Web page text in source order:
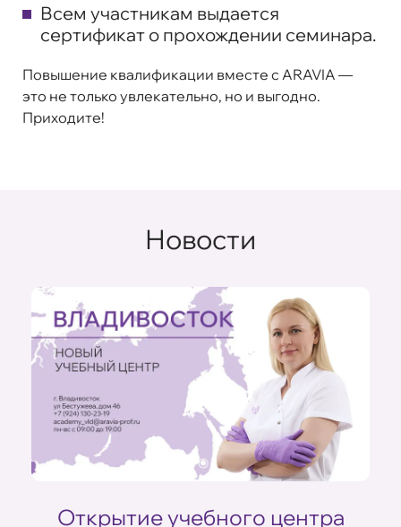
Всем участникам выдается
сертификат о прохождении семинара.
Повышение квалификации вместе с ARAVIA —
это не только увлекательно, но и выгодно.
Приходите!
Новости
Открытие учебного центра